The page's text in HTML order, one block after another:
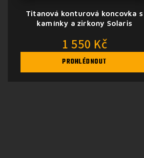
Titanová konturová koncovka s
kamínky a zirkony Solaris
1 550 Kč
PROHLÉDNOUT